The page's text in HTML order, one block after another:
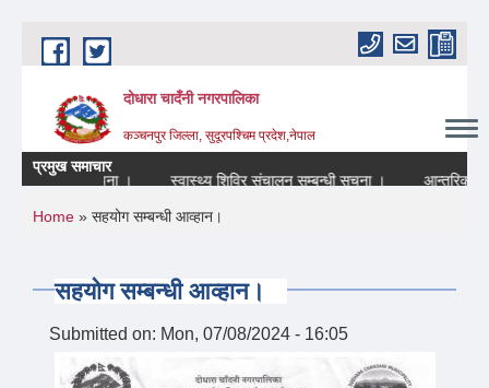
Skip to main content
दोधारा चादँनी नगरपालिका
कञ्चनपुर जिल्ला, सुदूरपश्चिम प्रदेश,नेपाल
प्रमुख समाचार
सम्बन्धि सूचना ।
स्वास्थ्य शिविर संचालन सम्बन्धी सूचना । आन्तरिक
You are here
Home » सहयोग सम्बन्धी आव्हान।
सहयोग सम्बन्धी आव्हान।
Submitted on: Mon, 07/08/2024 - 16:05